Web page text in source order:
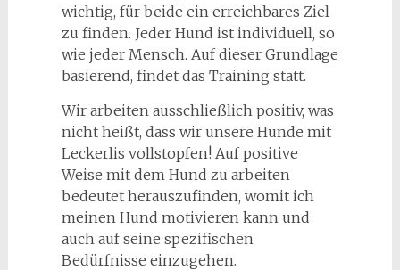
wichtig, für beide ein erreichbares Ziel
zu finden. Jeder Hund ist individuell, so
wie jeder Mensch. Auf dieser Grundlage
basierend, findet das Training statt.
Wir arbeiten ausschließlich positiv, was
nicht heißt, dass wir unsere Hunde mit
Leckerlis vollstopfen! Auf positive
Weise mit dem Hund zu arbeiten
bedeutet herauszufinden, womit ich
meinen Hund motivieren kann und
auch auf seine spezifischen
Bedürfnisse einzugehen.